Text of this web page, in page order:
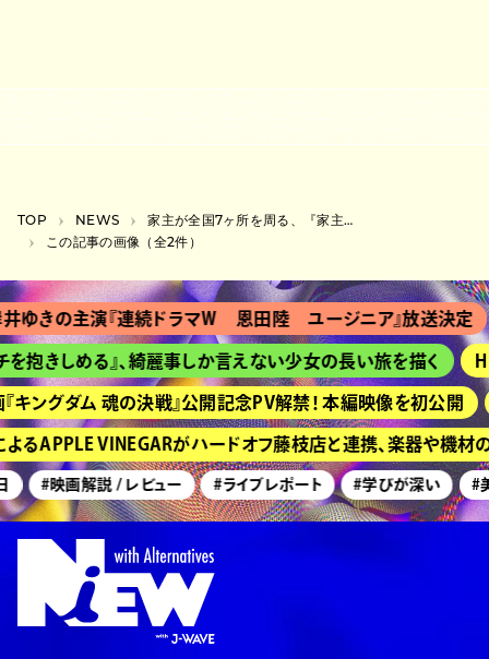
TOP NEWS
家主が全国7ヶ所を周る、『家主 Live Tour 2023』開催
この記事の画像（全2件）
ゆきの主演『連続ドラマＷ 恩田陸 ユージニア』放送決定
抱きしめる』、綺麗事しか言えない少女の長い旅を描く
ングダム 魂の決戦』公開記念PV解禁！ 本編映像を初公開
るAPPLE VINEGARがハードオフ藤枝店と連携、楽器や機材
#映画解説 / レビュー #ライブレポート #学びが深い #